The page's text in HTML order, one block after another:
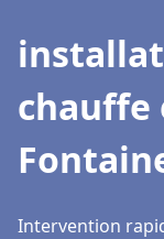
chauffe
Intervention